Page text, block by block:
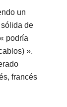
un
de
podría
».
francés